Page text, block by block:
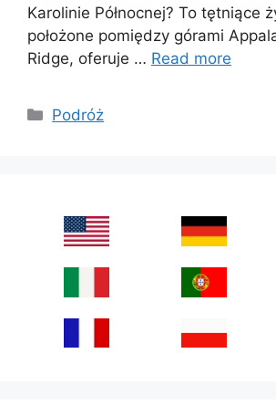
Karolinie Północnej? To tętniące
położone pomiędzy górami
Ridge, oferuje … Read more
Categories
Podróż